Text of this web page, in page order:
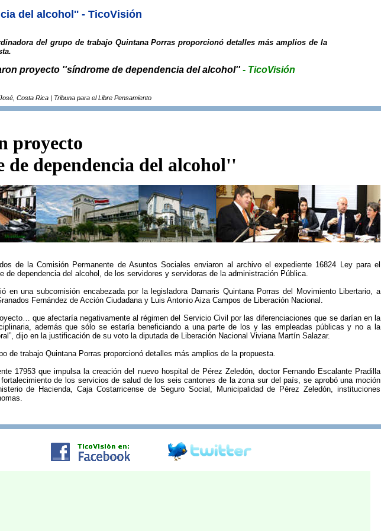
del alcohol'' - TicoVisión
del grupo de trabajo Quintana Porras proporcionó detalles más amplios de la
proyecto ''síndrome de dependencia del alcohol''- TicoVisión
Costa Rica | Tribuna para el Libre Pensamiento
proyecto
de dependencia del alcohol''
de la Comisión Permanente de Asuntos Sociales enviaron al archivo el expediente 16824 Ley para el
de dependencia del alcohol, de los servidores y servidoras de la administración Pública.
en una subcomisión encabezada por la legisladora Damaris Quintana Porras del Movimiento Libertario, a
Fernández de Acción Ciudadana y Luis Antonio Aiza Campos de Liberación Nacional.
que afectaría negativamente al régimen del Servicio Civil por las diferenciaciones que se darían en la
además que sólo se estaría beneficiando a una parte de los y las empleadas públicas y no a la
dijo en la justificación de su voto la diputada de Liberación Nacional Viviana Martín Salazar.
de trabajo Quintana Porras proporcionó detalles más amplios de la propuesta.
17953 que impulsa la creación del nuevo hospital de Pérez Zeledón, doctor Fernando Escalante Pradilla
de los servicios de salud de los seis cantones de la zona sur del país, se aprobó una moción
de Hacienda, Caja Costarricense de Seguro Social, Municipalidad de Pérez Zeledón, instituciones